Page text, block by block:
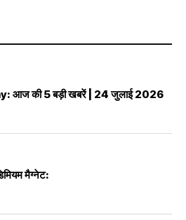
आज की 5 बड़ी खबरें | 24 जुलाई 2026
मैग्नेट: